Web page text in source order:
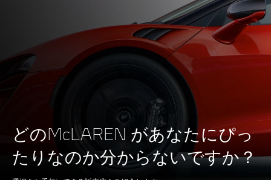
エンジン排気量 3,799cc
型式 V8, 3.8L
テクノロジー ツイン
ターボ
Twin Turbochargers,
Single Electric Motor
Hybrid
どのMcLAREN があなたにぴっ
たりなのか分からないですか？